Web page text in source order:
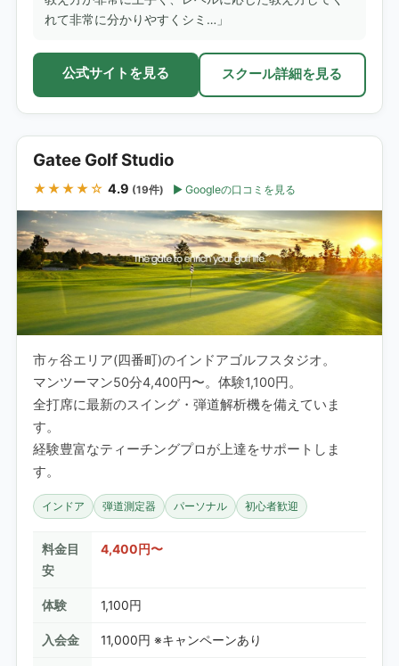
れて非常に分かりやすくシミ…」
公式サイトを見る スクール詳細を見る
Gatee Golf Studio
★★★★☆ 4.9 (19件) Googleの口コミを見る
市ヶ谷エリア(四番町)のインドアゴルフスタジオ。
マンツーマン50分4,400円〜。体験1,100円。
全打席に最新のスイング・弾道解析機を備えていま
す。
経験豊富なティーチングプロが上達をサポートしま
す。
インドア 弾道測定器 パーソナル 初心者歓迎
料金目
安
4,400円〜
体験 1,100円
入会金 11,000円 ※キャンペーンあり